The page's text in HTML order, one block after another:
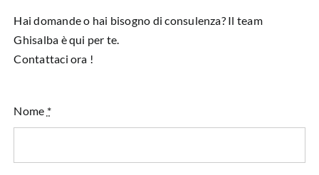
Hai domande o hai bisogno di consulenza? Il team
Ghisalba è qui per te.
Contattaci ora !
Nome *